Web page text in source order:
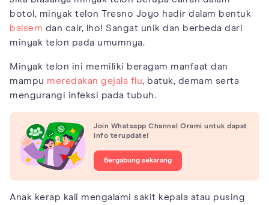
botol, minyak telon Tresno Joyo hadir dalam bentuk
balsem dan cair, lho! Sangat unik dan berbeda dari
minyak telon pada umumnya.
Minyak telon ini memiliki beragam manfaat dan
mampu meredakan gejala flu, batuk, demam serta
mengurangi infeksi pada tubuh.
Join Whatsapp Channel Orami untuk dapat
info terupdate!
Bergabung sekarang
Anak kerap kali mengalami sakit kepala atau pusing